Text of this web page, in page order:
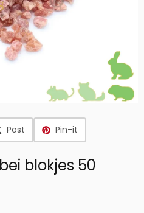
Post Pin-it
blokjes 50